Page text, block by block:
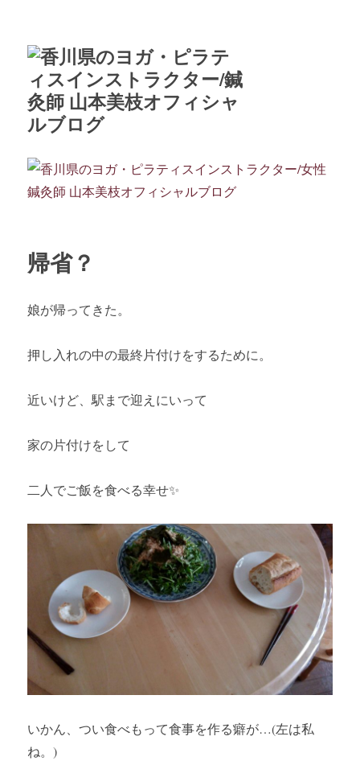
帰省？
娘が帰ってきた。
押し入れの中の最終片付けをするために。
近いけど、駅まで迎えにいって
家の片付けをして
二人でご飯を食べる幸せ✨
いかん、つい食べもって食事を作る癖が…(左は私
ね。)